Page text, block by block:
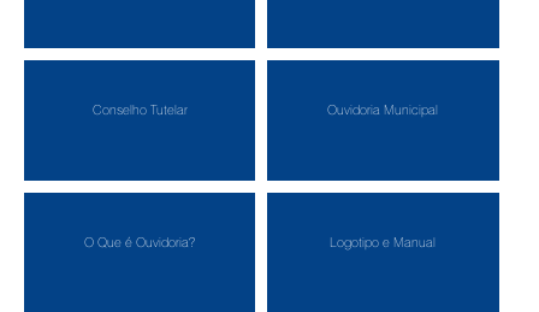
Conselho Tutelar Ouvidoria Municipal
O Que é Ouvidoria? Logotipo e Manual